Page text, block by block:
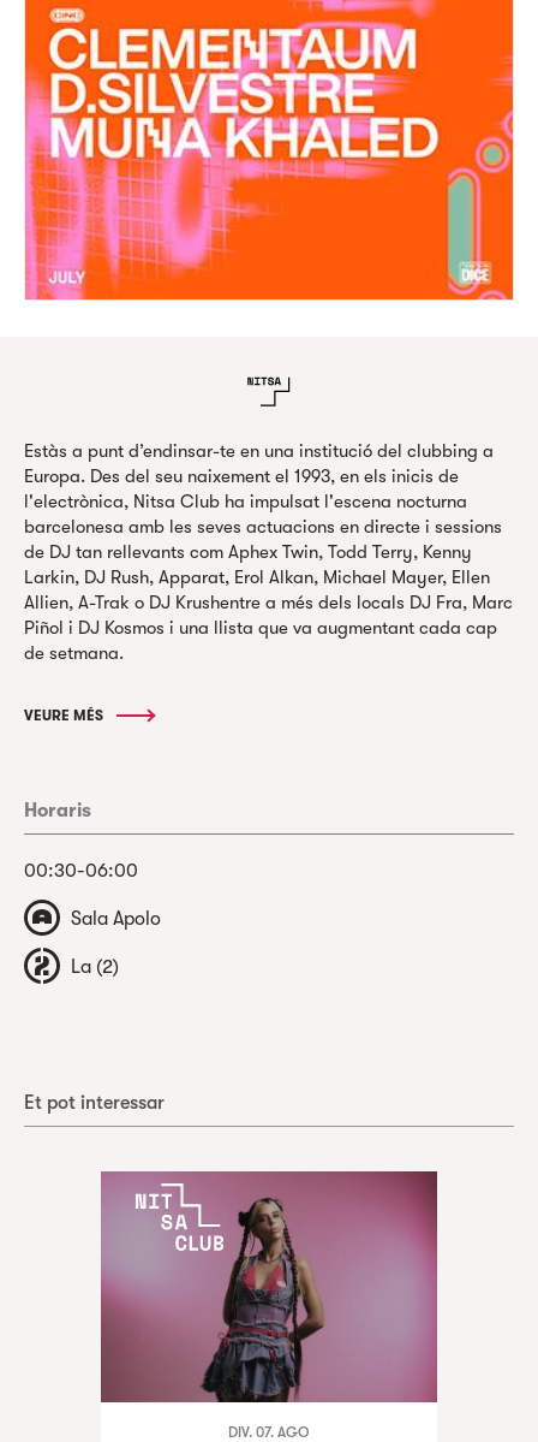
Estàs a punt d’endinsar-te en una institució del clubbing a
Europa. Des del seu naixement el 1993, en els inicis de
l'electrònica, Nitsa Club ha impulsat l'escena nocturna
barcelonesa amb les seves actuacions en directe i sessions
de DJ tan rellevants com Aphex Twin, Todd Terry, Kenny
Larkin, DJ Rush, Apparat, Erol Alkan, Michael Mayer, Ellen
Allien, A-Trak o DJ Krushentre a més dels locals DJ Fra, Marc
Piñol i DJ Kosmos i una llista que va augmentant cada cap
de setmana.
VEURE MÉS
Horaris
00:30-06:00
Sala Apolo
La (2)
Et pot interessar
DIV. 07. AGO